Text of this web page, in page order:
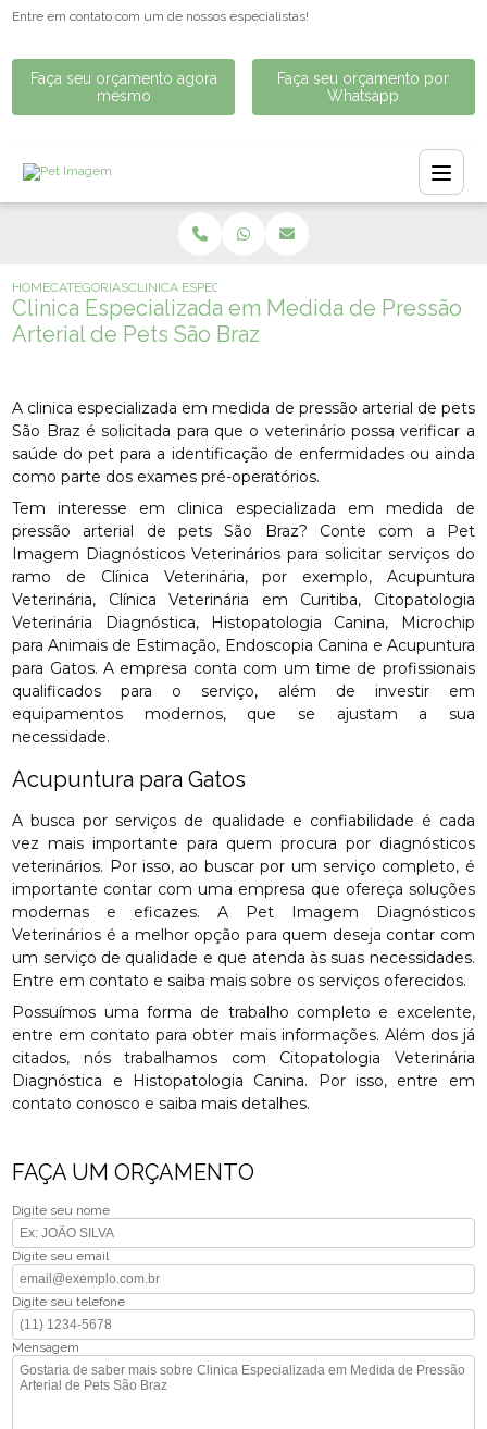
Entre em contato com um de nossos especialistas!
Faça seu orçamento agora
mesmo
Faça seu orçamento por
Whatsapp
HOMECATEGORIASCLINICA ESPECIALIZADA EM MEDIDA DE PRESSÃO
Clinica Especializada em Medida de Pressão
Arterial de Pets São Braz
A clinica especializada em medida de pressão arterial de pets
São Braz é solicitada para que o veterinário possa verificar a
saúde do pet para a identificação de enfermidades ou ainda
como parte dos exames pré-operatórios.
Tem interesse em clinica especializada em medida de
pressão arterial de pets São Braz? Conte com a Pet
Imagem Diagnósticos Veterinários para solicitar serviços do
ramo de Clínica Veterinária, por exemplo, Acupuntura
Veterinária, Clínica Veterinária em Curitiba, Citopatologia
Veterinária Diagnóstica, Histopatologia Canina, Microchip
para Animais de Estimação, Endoscopia Canina e Acupuntura
para Gatos. A empresa conta com um time de profissionais
qualificados para o serviço, além de investir em
equipamentos modernos, que se ajustam a sua
necessidade.
Acupuntura para Gatos
A busca por serviços de qualidade e confiabilidade é cada
vez mais importante para quem procura por diagnósticos
veterinários. Por isso, ao buscar por um serviço completo, é
importante contar com uma empresa que ofereça soluções
modernas e eficazes. A Pet Imagem Diagnósticos
Veterinários é a melhor opção para quem deseja contar com
um serviço de qualidade e que atenda às suas necessidades.
Entre em contato e saiba mais sobre os serviços oferecidos.
Possuímos uma forma de trabalho completo e excelente,
entre em contato para obter mais informações. Além dos já
citados, nós trabalhamos com Citopatologia Veterinária
Diagnóstica e Histopatologia Canina. Por isso, entre em
contato conosco e saiba mais detalhes.
FAÇA UM ORÇAMENTO
Digite seu nome
Digite seu email
Digite seu telefone
Mensagem